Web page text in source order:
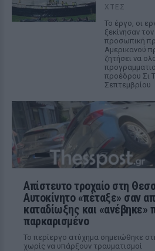
ΧΤΕΣ
Το έργο, οι
ξεκίνησαν
προσωπική
Αμερικανού
ζητήσει να
προέδρου Σι
Σεπτεμβρίου
Απίστευτο τροχαίο στη
Αυτοκίνητο «πέταξε» σαν
καταδίωξης και «ανέβηκε»
παρκαρισμένο
Το περίεργο ατύχημα σημειώθηκε
χωρίς να υπάρξουν τραυματισμοί